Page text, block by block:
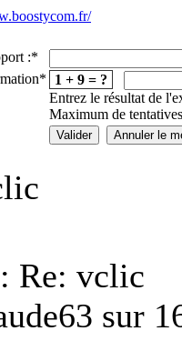
:*
*
1 + 9 = ?
Entrez le résultat de
Maximum de
Re: vclic
sur